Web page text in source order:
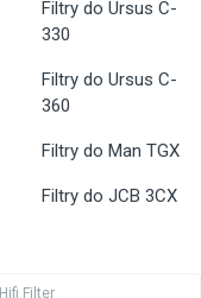
Filtry do Ursus C-
330
Filtry do Ursus C-
360
Filtry do Man TGX
Filtry do JCB 3CX
Hifi Filter